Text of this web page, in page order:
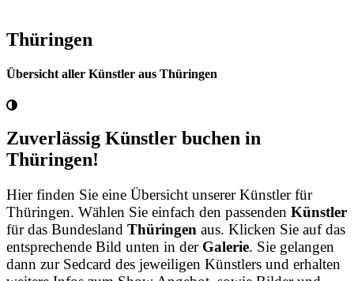
Thüringen
Übersicht aller Künstler aus Thüringen
Zuverlässig Künstler buchen in
Thüringen!
Hier finden Sie eine Übersicht unserer Künstler für
Thüringen. Wählen Sie einfach den passenden Künstler
für das Bundesland Thüringen aus. Klicken Sie auf das
entsprechende Bild unten in derGalerie. Sie gelangen
dann zur Sedcard des jeweiligen Künstlers und erhalten